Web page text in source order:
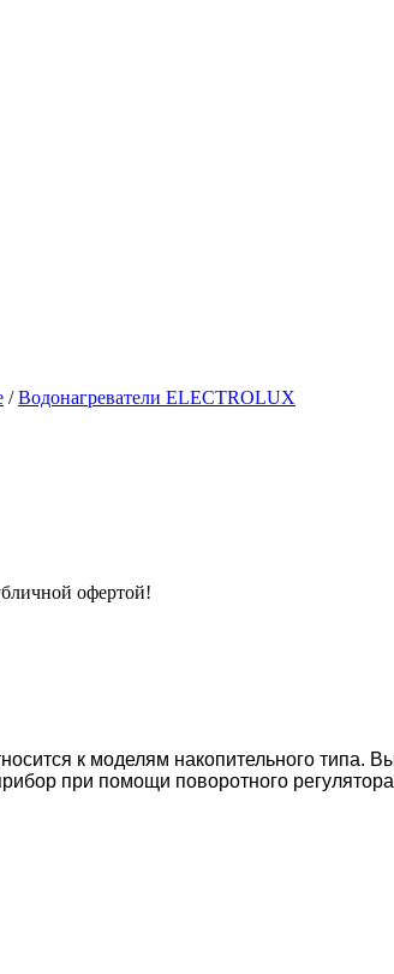
/Водонагреватели ELECTROLUX
офертой!
к моделям накопительного
при помощи поворотного